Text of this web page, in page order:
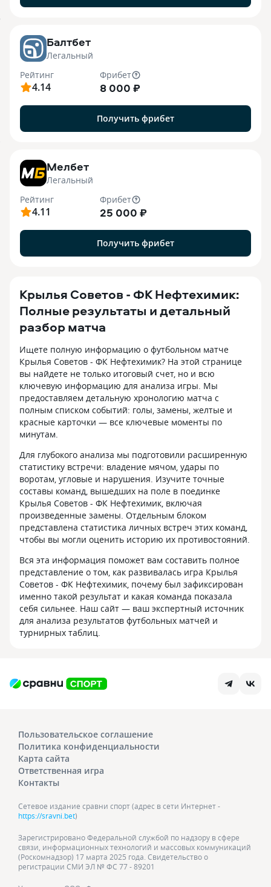
Балтбет
Легальный
Рейтинг
4.14
Фрибет
8 000 ₽
Получить фрибет
Мелбет
Легальный
Рейтинг
4.11
Фрибет
25 000 ₽
Получить фрибет
Крылья Советов - ФК Нефтехимик:
Полные результаты и детальный
разбор матча
Ищете полную информацию о футбольном матче
Крылья Советов - ФК Нефтехимик? На этой странице
вы найдете не только итоговый счет, но и всю
ключевую информацию для анализа игры. Мы
предоставляем детальную хронологию матча с
полным списком событий: голы, замены, желтые и
красные карточки — все ключевые моменты по
минутам.
Для глубокого анализа мы подготовили расширенную
статистику встречи: владение мячом, удары по
воротам, угловые и нарушения. Изучите точные
составы команд, вышедших на поле в поединке
Крылья Советов - ФК Нефтехимик, включая
произведенные замены. Отдельным блоком
представлена статистика личных встреч этих команд,
чтобы вы могли оценить историю их противостояний.
Вся эта информация поможет вам составить полное
представление о том, как развивалась игра Крылья
Советов - ФК Нефтехимик, почему был зафиксирован
именно такой результат и какая команда показала
себя сильнее. Наш сайт — ваш экспертный источник
для анализа результатов футбольных матчей и
турнирных таблиц.
Пользовательское соглашение
Политика конфиденциальности
Карта сайта
Ответственная игра
Контакты
Сетевое издание сравни спорт (адрес в сети Интернет -
https://sravni.bet)
Зарегистрировано Федеральной службой по надзору в сфере
связи, информационных технологий и массовых коммуникаций
(Роскомнадзор) 17 марта 2025 года. Свидетельство о
регистрации СМИ ЭЛ № ФС 77 - 89201